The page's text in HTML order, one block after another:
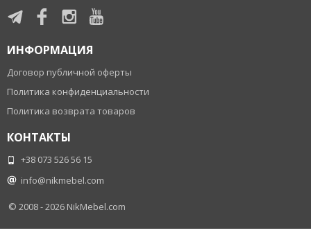
ИНФОРМАЦИЯ
Договор публичной оферты
Политика конфиденциальности
Политика возврата товаров
КОНТАКТЫ
+38 073 526 56 15
info@nikmebel.com
© 2008 - 2026 NikMebel.com